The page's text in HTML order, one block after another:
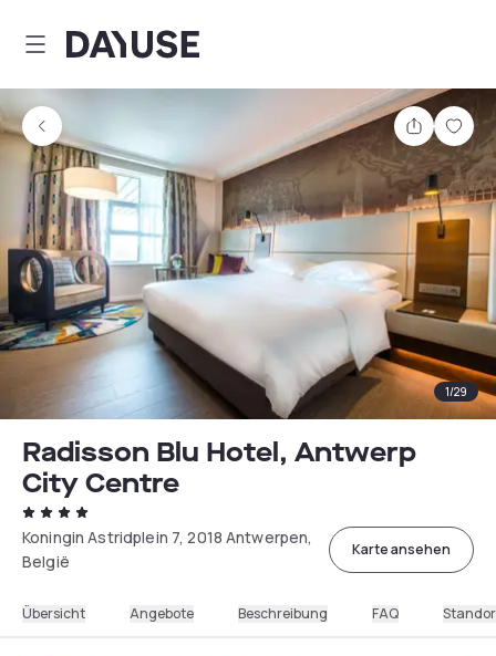
Dayuse
Teilen
1/29
Radisson Blu Hotel, Antwerp
City Centre
Koningin Astridplein 7, 2018 Antwerpen,
België
Karte ansehen
Übersicht Angebote Beschreibung FAQ